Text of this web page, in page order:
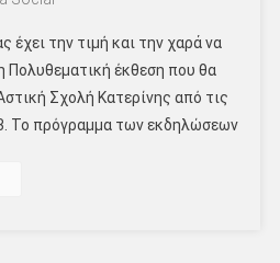
έχει την τιμή και την χαρά να
Πολυθεματική έκθεση που θα
Σχολή Κατερίνης από τις
Το πρόγραμμα των εκδηλώσεων